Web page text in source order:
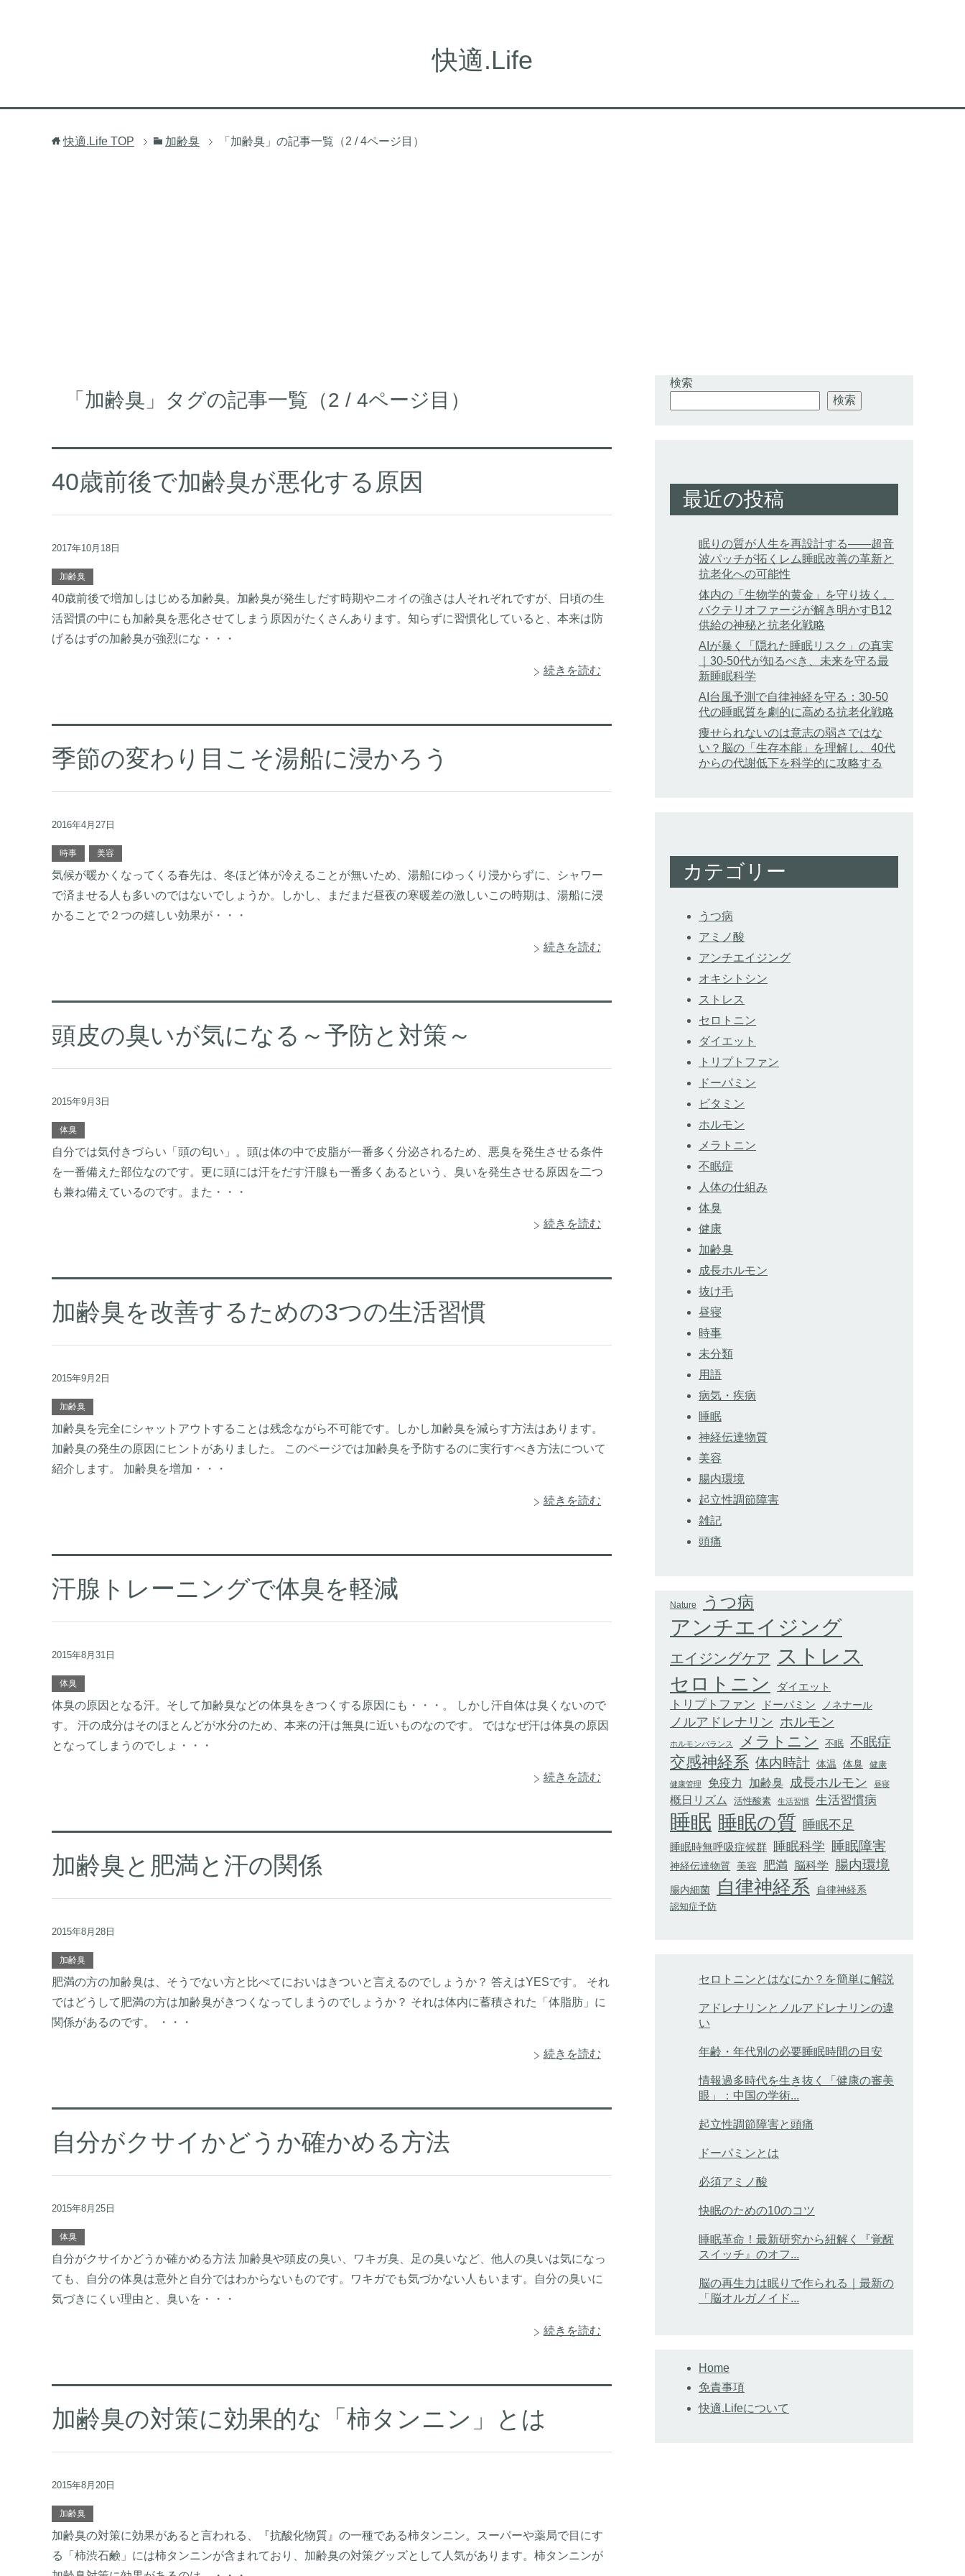
快適.Life
快適.Life TOP 加齢臭 「加齢臭」の記事一覧（2 / 4ページ目）
「加齢臭」タグの記事一覧（2 / 4ページ目）
40歳前後で加齢臭が悪化する原因
2017年10月18日
加齢臭
40歳前後で増加しはじめる加齢臭。加齢臭が発生しだす時期やニオイの強さは人それぞれですが、日頃の生
活習慣の中にも加齢臭を悪化させてしまう原因がたくさんあります。知らずに習慣化していると、本来は防
げるはずの加齢臭が強烈にな・・・
続きを読む
季節の変わり目こそ湯船に浸かろう
2016年4月27日
時事 美容
気候が暖かくなってくる春先は、冬ほど体が冷えることが無いため、湯船にゆっくり浸からずに、シャワー
で済ませる人も多いのではないでしょうか。しかし、まだまだ昼夜の寒暖差の激しいこの時期は、湯船に浸
かることで２つの嬉しい効果が・・・
続きを読む
頭皮の臭いが気になる～予防と対策～
2015年9月3日
体臭
自分では気付きづらい「頭の匂い」。頭は体の中で皮脂が一番多く分泌されるため、悪臭を発生させる条件
を一番備えた部位なのです。更に頭には汗をだす汗腺も一番多くあるという、臭いを発生させる原因を二つ
も兼ね備えているのです。また・・・
続きを読む
加齢臭を改善するための3つの生活習慣
2015年9月2日
加齢臭
加齢臭を完全にシャットアウトすることは残念ながら不可能です。しかし加齢臭を減らす方法はあります。
加齢臭の発生の原因にヒントがありました。 このページでは加齢臭を予防するのに実行すべき方法について
紹介します。 加齢臭を増加・・・
続きを読む
汗腺トレーニングで体臭を軽減
2015年8月31日
体臭
体臭の原因となる汗。そして加齢臭などの体臭をきつくする原因にも・・・。 しかし汗自体は臭くないので
す。 汗の成分はそのほとんどが水分のため、本来の汗は無臭に近いものなのです。 ではなぜ汗は体臭の原因
となってしまうのでしょ・・・
続きを読む
加齢臭と肥満と汗の関係
2015年8月28日
加齢臭
肥満の方の加齢臭は、そうでない方と比べてにおいはきついと言えるのでしょうか？ 答えはYESです。 それ
ではどうして肥満の方は加齢臭がきつくなってしまうのでしょうか？ それは体内に蓄積された「体脂肪」に
関係があるのです。 ・・・
続きを読む
自分がクサイかどうか確かめる方法
2015年8月25日
体臭
自分がクサイかどうか確かめる方法 加齢臭や頭皮の臭い、ワキガ臭、足の臭いなど、他人の臭いは気になっ
ても、自分の体臭は意外と自分ではわからないものです。ワキガでも気づかない人もいます。自分の臭いに
気づきにくい理由と、臭いを・・・
続きを読む
加齢臭の対策に効果的な「柿タンニン」とは
2015年8月20日
加齢臭
加齢臭の対策に効果があると言われる、『抗酸化物質』の一種である柿タンニン。スーパーや薬局で目にす
る「柿渋石鹸」には柿タンニンが含まれており、加齢臭の対策グッズとして人気があります。柿タンニンが
検索
検索
最近の投稿
眠りの質が人生を再設計する——超音
波パッチが拓くレム睡眠改善の革新と
抗老化への可能性
体内の「生物学的黄金」を守り抜く。
バクテリオファージが解き明かすB12
供給の神秘と抗老化戦略
AIが暴く「隠れた睡眠リスク」の真実
｜30-50代が知るべき、未来を守る最
新睡眠科学
AI台風予測で自律神経を守る：30-50
代の睡眠質を劇的に高める抗老化戦略
痩せられないのは意志の弱さではな
い？脳の「生存本能」を理解し、40代
からの代謝低下を科学的に攻略する
カテゴリー
うつ病
アミノ酸
アンチエイジング
オキシトシン
ストレス
セロトニン
ダイエット
トリプトファン
ドーパミン
ビタミン
ホルモン
メラトニン
不眠症
人体の仕組み
体臭
健康
加齢臭
成長ホルモン
抜け毛
昼寝
時事
未分類
用語
病気・疾病
睡眠
神経伝達物質
美容
腸内環境
起立性調節障害
雑記
頭痛
Nature うつ病
アンチエイジング
エイジングケア ストレス
セロトニン ダイエット
トリプトファン ドーパミン ノネナール
ノルアドレナリン ホルモン
ホルモンバランス メラトニン 不眠 不眠症
交感神経系 体内時計 体温 体臭 健康
健康管理 免疫力 加齢臭 成長ホルモン 昼寝
概日リズム 活性酸素 生活習慣 生活習慣病
睡眠 睡眠の質 睡眠不足
睡眠時無呼吸症候群 睡眠科学 睡眠障害
神経伝達物質 美容 肥満 脳科学 腸内環境
腸内細菌 自律神経系
自律神経系
認知症予防
セロトニンとはなにか？を簡単に解説
アドレナリンとノルアドレナリンの違
い
年齢・年代別の必要睡眠時間の目安
情報過多時代を生き抜く「健康の審美
眼」：中国の学術...
起立性調節障害と頭痛
ドーパミンとは
必須アミノ酸
快眠のための10のコツ
睡眠革命！最新研究から紐解く『覚醒
スイッチ』のオフ...
脳の再生力は眠りで作られる｜最新の
「脳オルガノイド...
Home
免責事項
快適.Lifeについて